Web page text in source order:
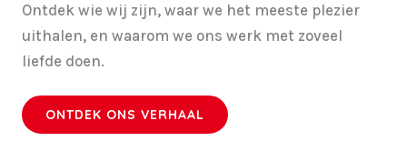
Ontdek wie wij zijn, waar we het meeste plezier
uithalen, en waarom we ons werk met zoveel
liefde doen.
ONTDEK ONS VERHAAL